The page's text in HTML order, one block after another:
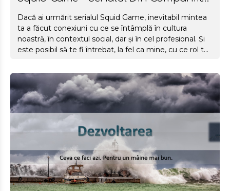
Dacă ai urmărit serialul Squid Game, inevitabil mintea
ta a făcut conexiuni cu ce se întâmplă în cultura
noastră, în contextul social, dar și în cel profesional. Și
este posibil să te fi întrebat, la fel ca mine, cu ce rol te
ce anume seamănă din caracterul celor înscriși în joc
cu cei cu care discutăm, lucrăm, colaborăm sau ne
petrecem timpul. În acest articol, îți prezint cum am
perceput eu asemănările și ce cred că putem să
învățăm din serial despre cultură, comportament și
relaționare.